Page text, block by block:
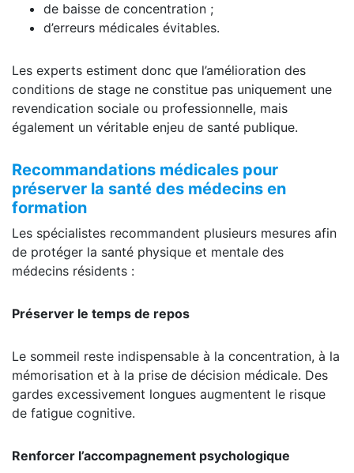
de baisse de concentration ;
d’erreurs médicales évitables.
Les experts estiment donc que l’amélioration des
conditions de stage ne constitue pas uniquement une
revendication sociale ou professionnelle, mais
également un véritable enjeu de santé publique.
Recommandations médicales pour
préserver la santé des médecins en
formation
Les spécialistes recommandent plusieurs mesures afin
de protéger la santé physique et mentale des
médecins résidents :
Préserver le temps de repos
Le sommeil reste indispensable à la concentration, à la
mémorisation et à la prise de décision médicale. Des
gardes excessivement longues augmentent le risque
de fatigue cognitive.
Renforcer l’accompagnement psychologique